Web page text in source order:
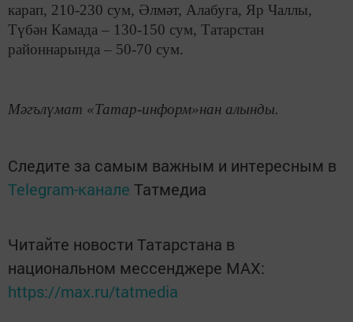
карап, 210-230 сум, Әлмәт, Алабуга, Яр Чаллы,
Түбән Камада – 130-150 сум, Татарстан
районнарында – 50-70 сум.
Мәгълүмат «Татар-информ»нан алынды.
Следите за самым важным и интересным в
Telegram-канале Татмедиа
Читайте новости Татарстана в
национальном мессенджере MАХ:
https://max.ru/tatmedia